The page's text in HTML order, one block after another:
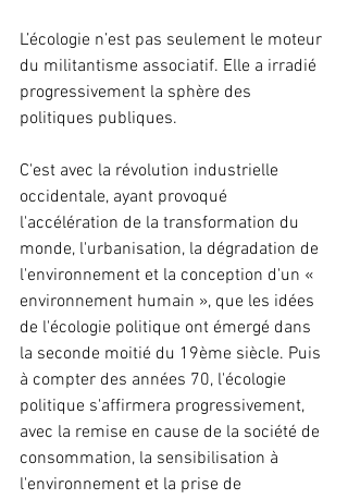
L’écologie n’est pas seulement le moteur
du militantisme associatif. Elle a irradié
progressivement la sphère des
politiques publiques.
C'est avec la révolution industrielle
occidentale, ayant provoqué
l'accélération de la transformation du
monde, l'urbanisation, la dégradation de
l'environnement et la conception d'un «
environnement humain », que les idées
de l'écologie politique ont émergé dans
la seconde moitié du 19ème siècle. Puis
à compter des années 70, l'écologie
politique s'affirmera progressivement,
avec la remise en cause de la société de
consommation, la sensibilisation à
l'environnement et la prise de